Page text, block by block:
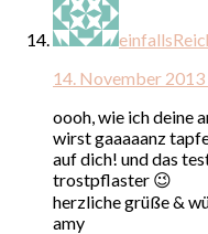
14. November
oooh, wie ich deine
wirst gaaaaanz
auf dich! und das
trostpflaster 😉
herzliche grüße &
amy